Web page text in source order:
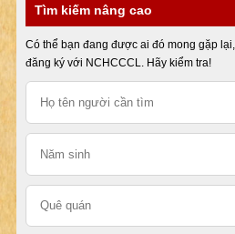
Tìm kiếm nâng cao
Có thể bạn đang được ai đó mong gặp
đăng ký với NCHCCCL. Hãy kiểm tra!